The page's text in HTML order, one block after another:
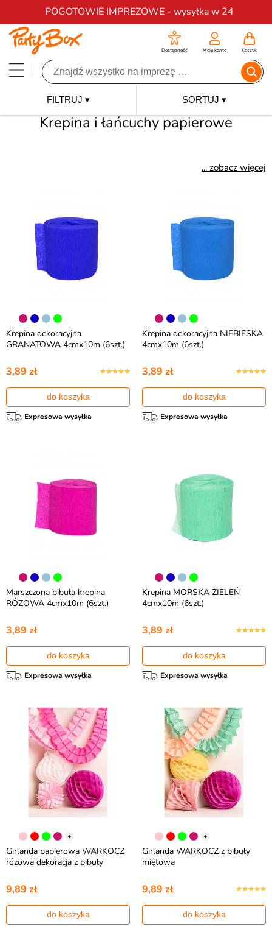
POGOTOWIE IMPREZOWE - wysyłka w 24
Darmowa dostawa na zamówienia od 200 zł
Dostępność Moje konto Koszyk
Krepina i łańcuchy papierowe
... zobacz więcej
FILTRUJ ▾ SORTUJ ▾
Krepina dekoracyjna
GRANATOWA 4cmx10m (6szt.)
3,89 zł
do koszyka
Expresowa wysyłka
Krepina dekoracyjna NIEBIESKA
4cmx10m (6szt.)
3,89 zł
do koszyka
Expresowa wysyłka
Marszczona bibuła krepina
RÓŻOWA 4cmx10m (6szt.)
3,89 zł
do koszyka
Expresowa wysyłka
Krepina MORSKA ZIELEŃ
4cmx10m (6szt.)
3,89 zł
do koszyka
Expresowa wysyłka
+
Girlanda papierowa WARKOCZ
różowa dekoracja z bibuły
9,89 zł
do koszyka
+
Girlanda WARKOCZ z bibuły
miętowa
9,89 zł
do koszyka